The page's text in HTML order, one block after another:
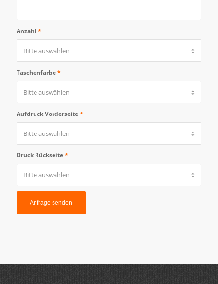
Anzahl *
Taschenfarbe*
Aufdruck Vorderseite*
Druck Rückseite*